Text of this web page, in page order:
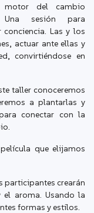
motor del cambio
Una sesión para
Las y los
actuar ante ellas y
convirtiéndose en
taller conoceremos
a plantarlas y
conectar con la
que elijamos
participantes crearán
aroma. Usando la
formas y estilos.